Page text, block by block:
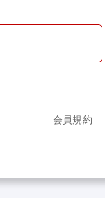
会員規約